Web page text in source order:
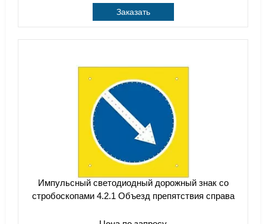
Заказать
Импульсный cветодиодный дорожный знак со
стробоскопами 4.2.1 Объезд препятствия справа